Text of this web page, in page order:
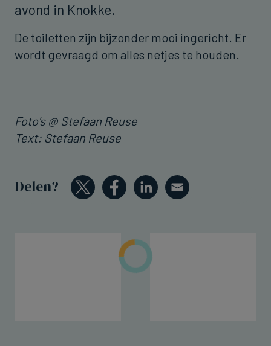
avond in Knokke.
De toiletten zijn bijzonder mooi ingericht. Er
wordt gevraagd om alles netjes te houden.
Foto's @ Stefaan Reuse
Text: Stefaan Reuse
Delen?